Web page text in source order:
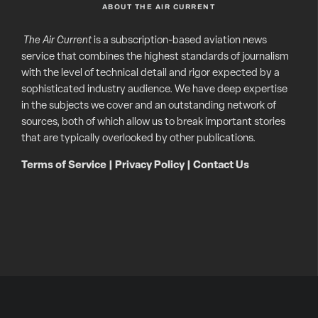
ABOUT THE AIR CURRENT
The Air Currentis a subscription-based aviation news
service that combines the highest standards of journalism
with the level of technical detail and rigor expected by a
sophisticated industry audience. We have deep expertise
in the subjects we cover and an outstanding network of
sources, both of which allow us to break important stories
that are typically overlooked by other publications.
Terms of Service Privacy Policy| Contact Us